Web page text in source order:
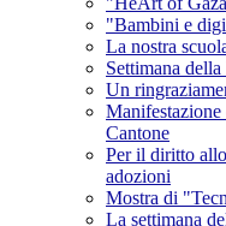
"Bambini e
La nostra
Settimana
Un
Cantone
Per il diritto
adozioni
Mostra di
La settimana